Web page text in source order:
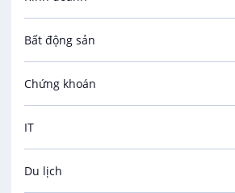
Bất động sản
Chứng khoán
IT
Du lịch